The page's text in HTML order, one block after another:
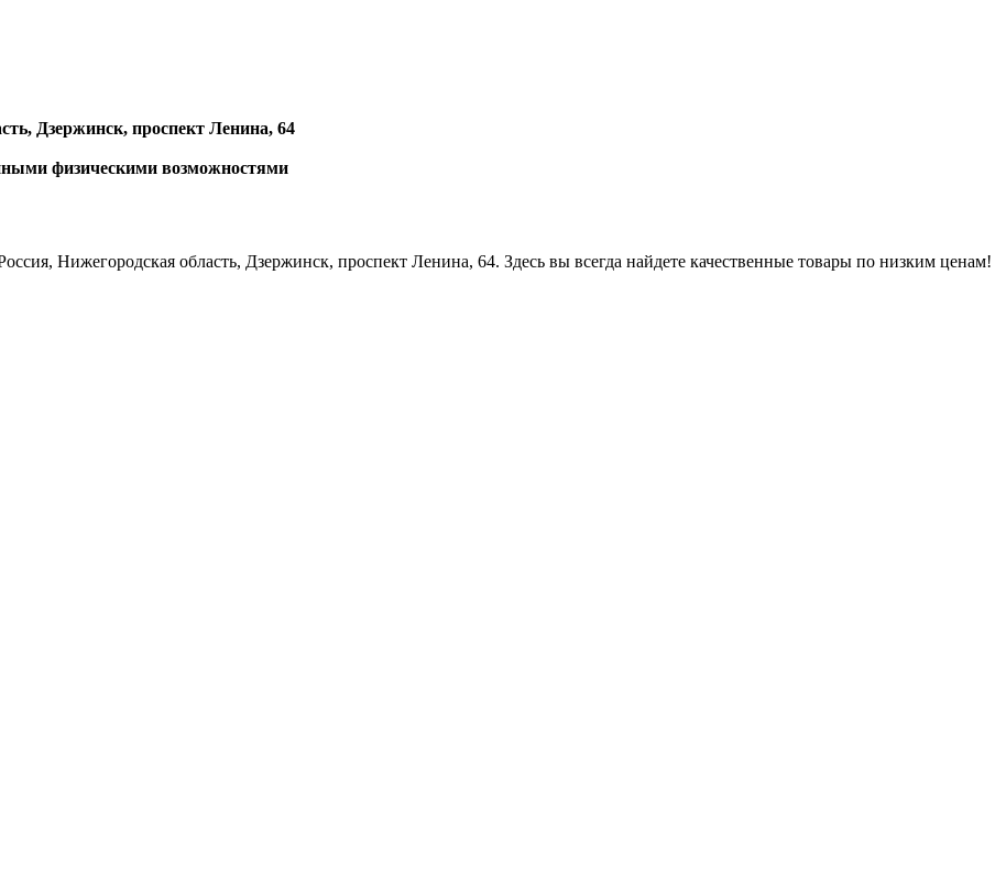
Дзержинск, проспект Ленина, 64
физическими возможностями
Нижегородская область, Дзержинск, проспект Ленина, 64. Здесь вы всегда найдете качественные товары по низким ценам!